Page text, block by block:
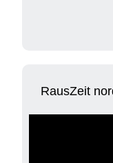
RausZeit